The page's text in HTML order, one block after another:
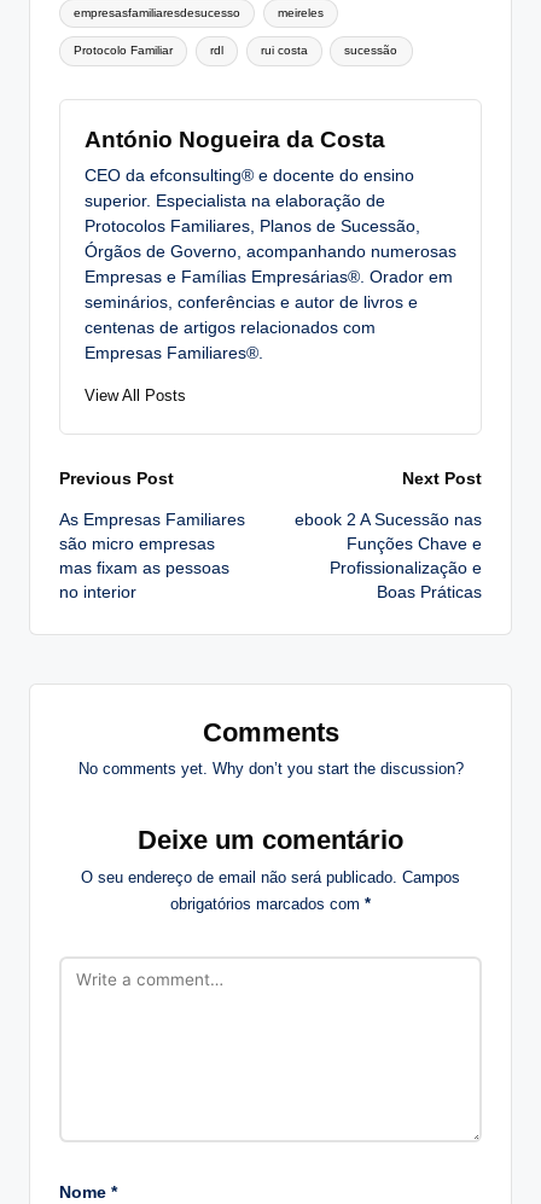
empresasfamiliaresdesucesso meireles
Protocolo Familiar rdl rui costa sucessão
António Nogueira da Costa
CEO da efconsulting® e docente do ensino
superior. Especialista na elaboração de
Protocolos Familiares, Planos de Sucessão,
Órgãos de Governo, acompanhando numerosas
Empresas e Famílias Empresárias®. Orador em
seminários, conferências e autor de livros e
centenas de artigos relacionados com
Empresas Familiares®.
View All Posts
Post
navigation
Previous Post
As Empresas Familiares
são micro empresas
mas fixam as pessoas
no interior
Next Post
ebook 2 A Sucessão nas
Funções Chave e
Profissionalização e
Boas Práticas
Comments
No comments yet. Why don’t you start the discussion?
Deixe um comentário
O seu endereço de email não será publicado. Campos
obrigatórios marcados com *
Nome *